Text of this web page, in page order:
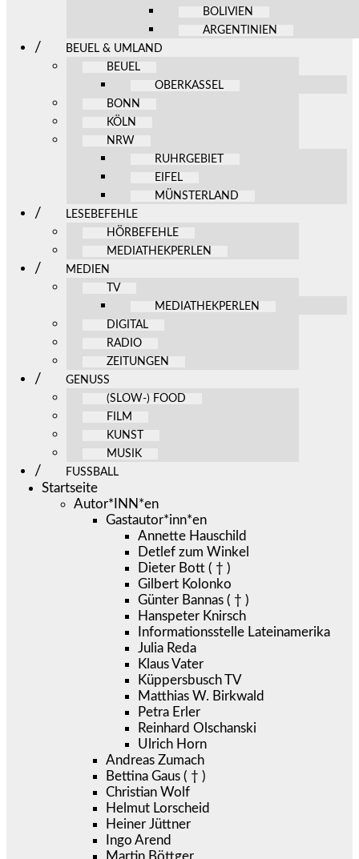
BOLIVIEN
ARGENTINIEN
BEUEL & UMLAND
BEUEL
OBERKASSEL
BONN
KÖLN
NRW
RUHRGEBIET
EIFEL
MÜNSTERLAND
LESEBEFEHLE
HÖRBEFEHLE
MEDIATHEKPERLEN
MEDIEN
TV
MEDIATHEKPERLEN
DIGITAL
RADIO
ZEITUNGEN
GENUSS
(SLOW-) FOOD
FILM
KUNST
MUSIK
FUSSBALL
Startseite
Autor*INN*en
Gastautor*inn*en
Annette Hauschild
Detlef zum Winkel
Dieter Bott ( † )
Gilbert Kolonko
Günter Bannas ( † )
Hanspeter Knirsch
Informationsstelle Lateinamerika
Julia Reda
Klaus Vater
Küppersbusch TV
Matthias W. Birkwald
Petra Erler
Reinhard Olschanski
Ulrich Horn
Andreas Zumach
Bettina Gaus ( † )
Christian Wolf
Helmut Lorscheid
Heiner Jüttner
Ingo Arend
Martin Böttger